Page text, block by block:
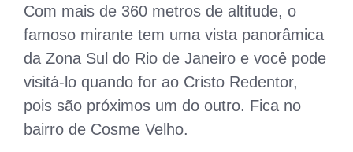
Com mais de 360 metros de altitude, o
famoso mirante tem uma vista panorâmica
da Zona Sul do Rio de Janeiro e você pode
visitá-lo quando for ao Cristo Redentor,
pois são próximos um do outro. Fica no
bairro de Cosme Velho.